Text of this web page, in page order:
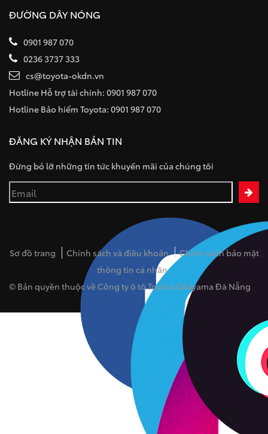
ĐƯỜNG DÂY NÓNG
0901 987 070
0236 3737 333
cs@toyota-okdn.vn
Hotline Hỗ trợ tài chính: 0901 987 070
Hotline Bảo hiểm Toyota: 0901 987 070
ĐĂNG KÝ NHẬN BẢN TIN
Đừng bỏ lỡ những tin tức khuyến mãi của chúng tôi
Sơ đồ trang Chính sách và điều khoản
Chính sách bảo mật
thông tin cá nhân
© Bản quyền thuộc về Công ty ô tô Toyota Okayama Đà Nẵng